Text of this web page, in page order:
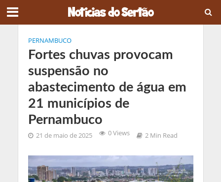
PERNAMBUCO
Fortes chuvas provocam
suspensão no
abastecimento de água em
21 municípios de
Pernambuco
21 de maio de 2025 0 Views 2 Min Read